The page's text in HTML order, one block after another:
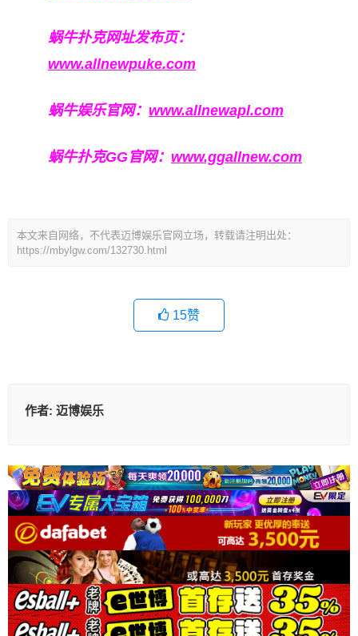
蜗牛扑克网址发布页：
www.allnewpuke.com
蜗牛娱乐官网： www.allnewapl.com
蜗牛扑克GG官网： www.ggallnew.com
本文来自网络，不代表迈博娱乐官网立场，转载请注明出处：
https://mbylgw.com/132730.html
15赞
作者: 迈博娱乐